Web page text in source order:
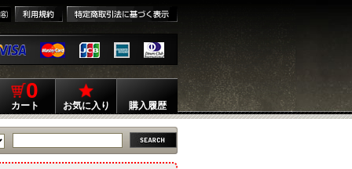
0
カート お気に入り 購入履歴